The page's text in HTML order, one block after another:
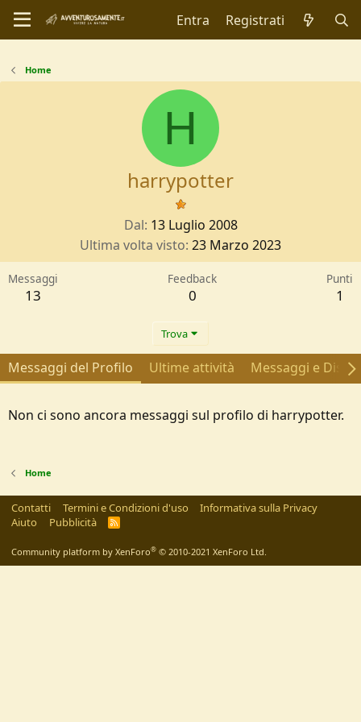
Entra Registrati
Home
H
harrypotter
Dal 13 Luglio 2008
Ultima volta visto 23 Marzo 2023
Messaggi
13
Feedback
0
Punti
1
Trova
Messaggi del Profilo Ultime attività Messaggi e
Non ci sono ancora messaggi sul profilo di harrypotter.
Home
Contatti Termini e Condizioni d'uso
Informativa sulla Privacy
Aiuto
Pubblicità
R
Community platform by XenForo® © 2010-2021 XenForo Ltd.